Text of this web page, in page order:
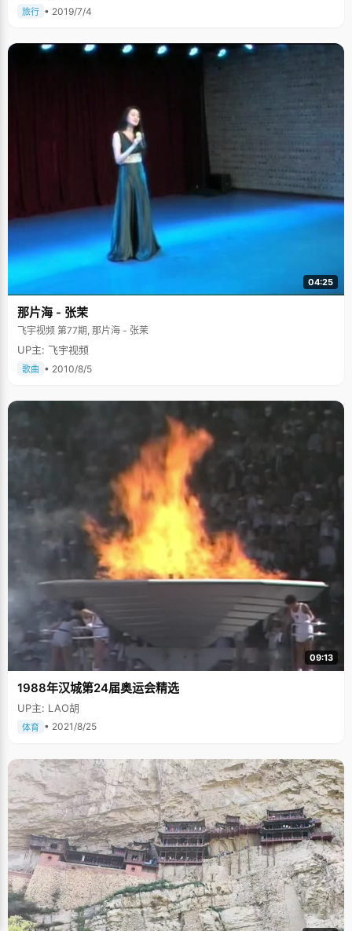
旅行 • 2019/7/4
04:25
那片海 - 张茉
飞宇视频 第77期, 那片海 - 张茉
UP主: 飞宇视频
歌曲 • 2010/8/5
09:13
1988年汉城第24届奥运会精选
UP主: LAO胡
体育 • 2021/8/25